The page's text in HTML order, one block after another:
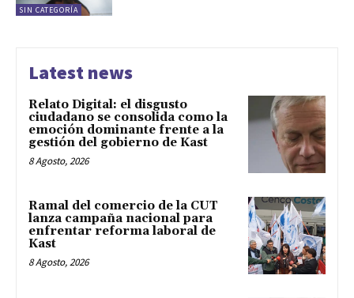
SIN CATEGORÍA
Latest news
Relato Digital: el disgusto
ciudadano se consolida como la
emoción dominante frente a la
gestión del gobierno de Kast
8 Agosto, 2026
Ramal del comercio de la CUT
lanza campaña nacional para
enfrentar reforma laboral de
Kast
8 Agosto, 2026